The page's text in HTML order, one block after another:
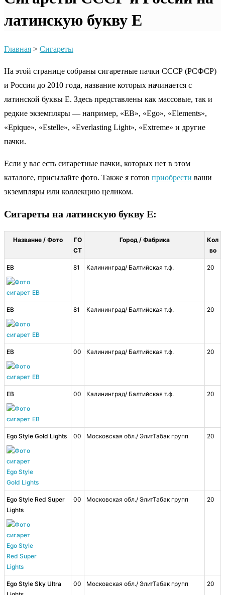
латинскую букву E
Главная > Сигареты
На этой странице собраны сигаретные пачки СССР (РСФСР)
и России до 2010 года, название которых начинается с
латинской буквы E. Здесь представлены как массовые, так и
редкие экземпляры — например, «EB», «Ego», «Elements»,
«Epique», «Estelle», «Everlasting Light», «Extreme» и другие
пачки.
Если у вас есть сигаретные пачки, которых нет в этом
каталоге, присылайте фото. Также я готов приобрести ваши
экземпляры или коллекцию целиком.
Сигареты на латинскую букву E:
Название / Фото
ГО
СТ
Город / Фабрика
Кол
во
EB 81 Калининград/ Балтийская т.ф. 20
EB 81 Калининград/ Балтийская т.ф. 20
EB 00 Калининград/ Балтийская т.ф. 20
EB 00 Калининград/ Балтийская т.ф. 20
Ego Style Gold Lights 00 Московская обл./ ЭлитТабак групп 20
Ego Style Red Super
Lights
00 Московская обл./ ЭлитТабак групп 20
Ego Style Sky Ultra
00 Московская обл./ ЭлитТабак групп 20